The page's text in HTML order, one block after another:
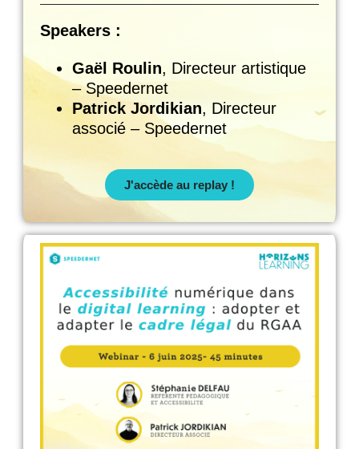
Speakers :
Gaël Roulin, Directeur artistique
– Speedernet
Patrick Jordikian, Directeur
associé – Speedernet
J'accède au replay !